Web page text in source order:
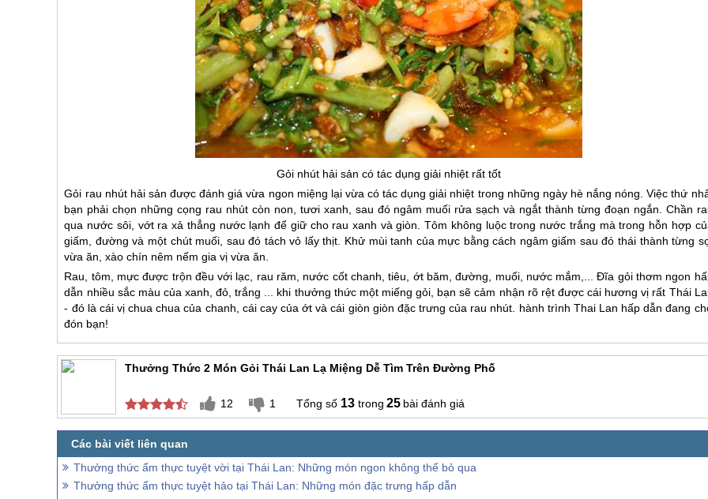
Gỏi nhút hải sản có tác dụng giải nhiệt rất tốt
Gỏi rau nhút hải sản được đánh giá vừa ngon miệng lại vừa có tác dụng giải nhiệt trong những ngày hè nắng nóng. Việc thứ
bạn phải chọn những cọng rau nhút còn non, tươi xanh, sau đó ngâm muối rửa sạch và ngắt thành từng đoạn ngắn. Chần
qua nước sôi, vớt ra xả thẳng nước lạnh để giữ cho rau xanh và giòn. Tôm không luộc trong nước trắng mà trong hỗn hợp
giấm, đường và một chút muối, sau đó tách vỏ lấy thịt. Khử mùi tanh của mực bằng cách ngâm giấm sau đó thái thành từng
vừa ăn, xào chín nêm nếm gia vị vừa ăn.
Rau, tôm, mực được trộn đều với lạc, rau răm, nước cốt chanh, tiêu, ớt băm, đường, muối, nước mắm,... Đĩa gỏi thơm ngon
dẫn nhiều sắc màu của xanh, đỏ, trắng ... khi thưởng thức một miếng gỏi, bạn sẽ cảm nhận rõ rệt được cái hương vị rất Thái
- đó là cái vị chua chua của chanh, cái cay của ớt và cái giòn giòn đặc trưng của rau nhút. hành trình Thai Lan hấp dẫn đang
đón bạn!
Thưởng Thức 2 Món Gỏi Thái Lan Lạ Miệng Dễ Tìm Trên Đường Phố
12 1 13 25 bài đánh giá
Thưởng thức ẩm thực tuyệt vời tại Thái Lan: Những món ngon không thể bỏ qua
Thưởng thức ẩm thực tuyệt hảo tại Thái Lan: Những món đặc trưng hấp dẫn